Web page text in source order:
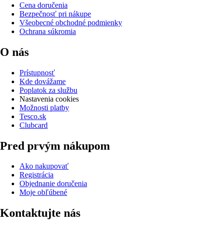
Cena doručenia
Bezpečnosť pri nákupe
Všeobecné obchodné podmienky
Ochrana súkromia
O nás
Prístupnosť
Kde dovážame
Poplatok za službu
Nastavenia cookies
Možnosti platby
Tesco.sk
Clubcard
Pred prvým nákupom
Ako nakupovať
Registrácia
Objednanie doručenia
Moje obľúbené
Kontaktujte nás